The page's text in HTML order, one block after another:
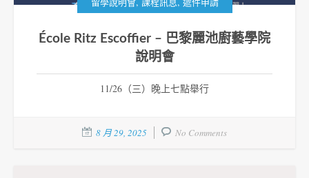
École Ritz Escoffier – 巴黎麗池廚藝學院
說明會
11/26（三）晚上七點舉行
8 月 29, 2025 No Comments